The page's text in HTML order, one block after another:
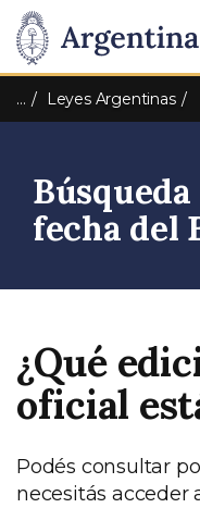
Presidencia
de
Nación
Pasar al contenido
… Leyes Argentinas
fecha del
¿Qué
oficial
Podés consultar
necesitás acceder